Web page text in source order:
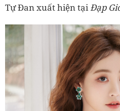
Tự Đan xuất hiện tạiĐạp